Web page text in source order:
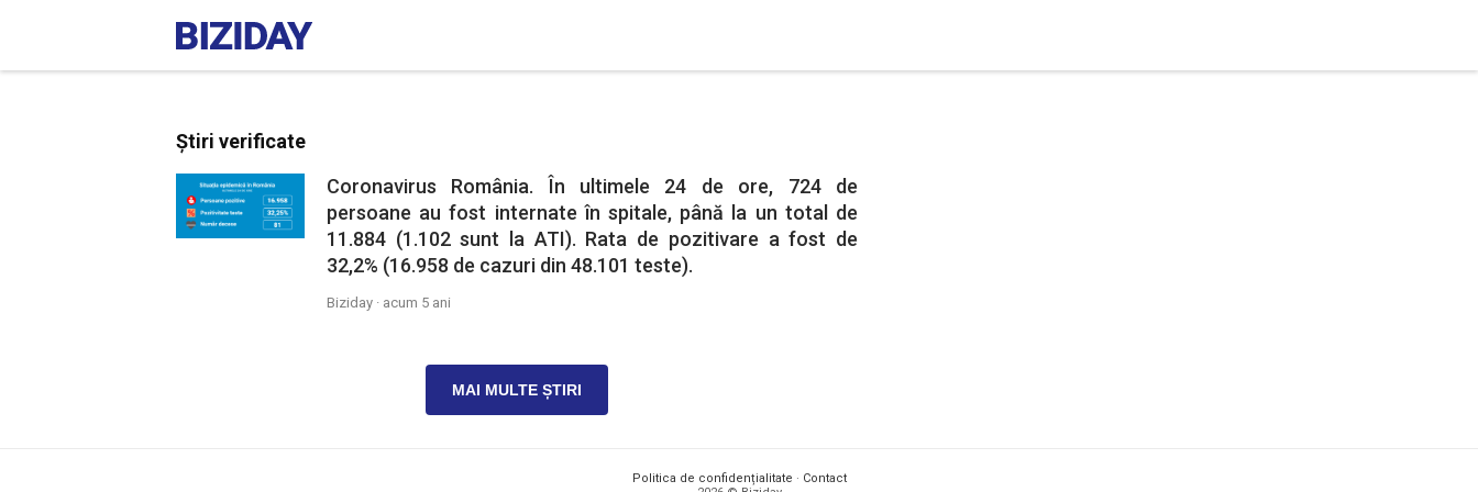
Știri verificate
Coronavirus România. În ultimele 24 de ore, 724 de
persoane au fost internate în spitale, până la un total de
11.884 (1.102 sunt la ATI). Rata de pozitivare a fost de
32,2% (16.958 de cazuri din 48.101 teste).
Biziday · acum 5 ani
MAI MULTE ȘTIRI
Politica de confidențialitate · Contact